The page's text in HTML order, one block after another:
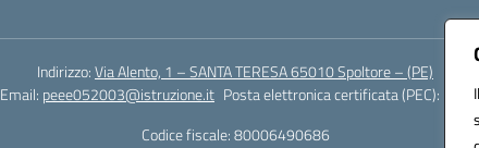
Indirizzo:Via Alento, 1 – SANTA TERESA 65010 Spoltore – (PE)
Email: peee052003@istruzione.it Posta elettronica certificata (PEC):
Codice fiscale: 80006490686